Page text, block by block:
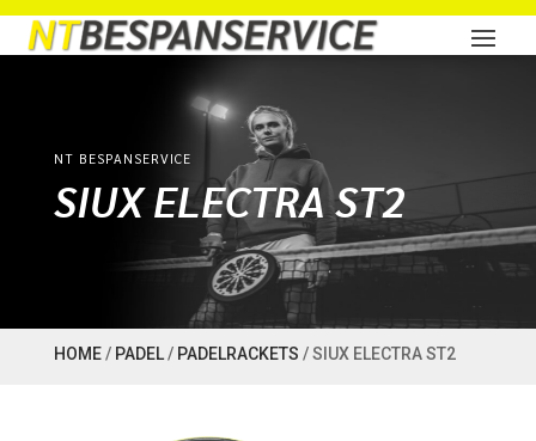
NT BESPANSERVICE
SIUX ELECTRA ST2
HOME/ PADEL/ PADELRACKETS / SIUX ELECTRA ST2